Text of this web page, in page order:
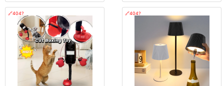
🔗404? 🔗404?